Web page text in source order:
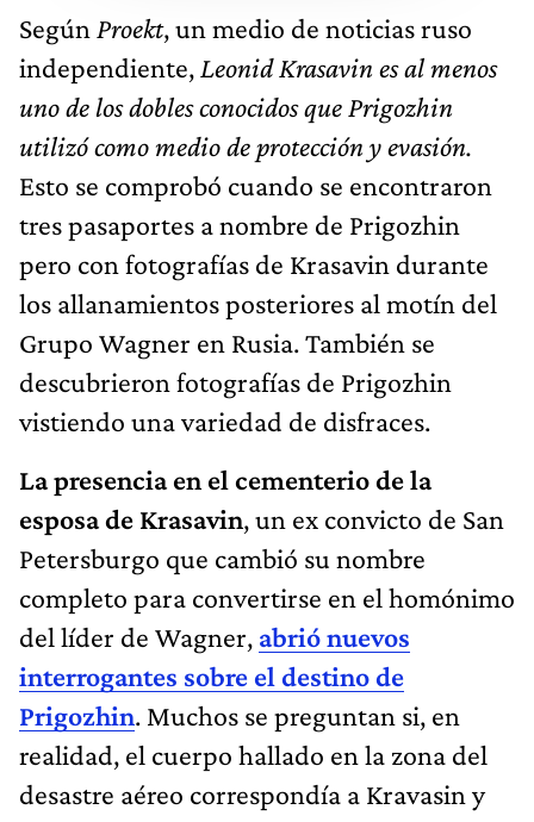
Según Proekt, un medio de noticias ruso
independiente, Leonid Krasavin es al menos
uno de los dobles conocidos que Prigozhin
utilizó como medio de protección y evasión.
Esto se comprobó cuando se encontraron
tres pasaportes a nombre de Prigozhin
pero con fotografías de Krasavin durante
los allanamientos posteriores al motín del
Grupo Wagner en Rusia. También se
descubrieron fotografías de Prigozhin
vistiendo una variedad de disfraces.
La presencia en el cementerio de la
esposa de Krasavin, un ex convicto de San
Petersburgo que cambió su nombre
completo para convertirse en el homónimo
del líder de Wagner, abrió nuevos
interrogantes sobre el destino de
Prigozhin. Muchos se preguntan si, en
realidad, el cuerpo hallado en la zona del
desastre aéreo correspondía a Kravasin y